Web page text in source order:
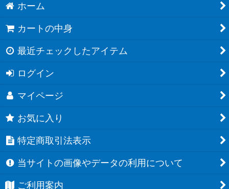
ホーム
カートの中身
最近チェックしたアイテム
ログイン
マイページ
お気に入り
特定商取引法表示
当サイトの画像やデータの利用について
ご利用案内